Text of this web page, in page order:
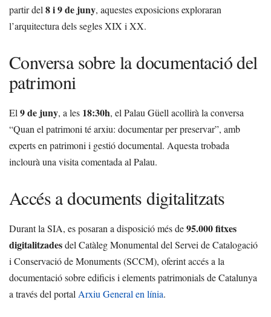
partir del 8 i 9 de juny, aquestes exposicions exploraran
l’arquitectura dels segles XIX i XX.
Conversa sobre la documentació del
patrimoni
El 9 de juny, a les 18:30h, el Palau Güell acollirà la conversa
“Quan el patrimoni té arxiu: documentar per preservar”, amb
experts en patrimoni i gestió documental. Aquesta trobada
inclourà una visita comentada al Palau.
Accés a documents digitalitzats
Durant la SIA, es posaran a disposició més de95.000 fitxes
digitalitzadesdel Catàleg Monumental del Servei de Catalogació
i Conservació de Monuments (SCCM), oferint accés a la
documentació sobre edificis i elements patrimonials de Catalunya
a través del portal Arxiu General en línia.